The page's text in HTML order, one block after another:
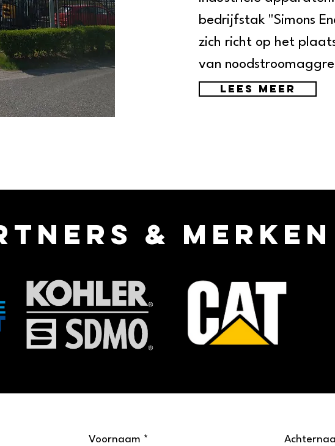
bedrijfstak "Simons
zich richt op het
van
Lees meer
& Merken
Voornaam